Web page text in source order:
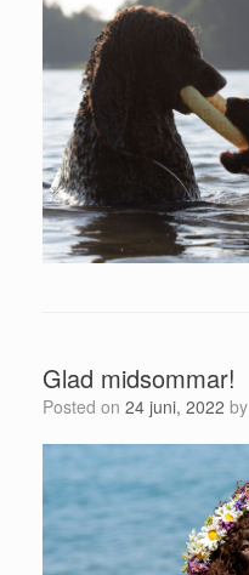
Glad midsommar!
Posted on 24 juni, 2022 by